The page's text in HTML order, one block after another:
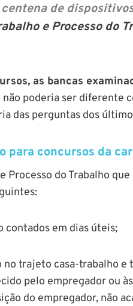
de
e Processo do
as bancas
não poderia ser diferente
das perguntas dos
para concursos da
do Trabalho
contados em dias úteis;
trajeto casa-trabalho e
pelo empregador ou
do empregador, não